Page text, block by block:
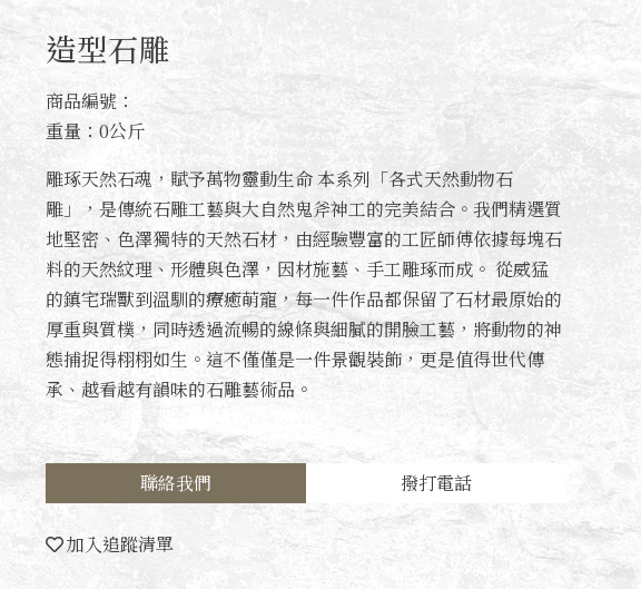
造型石雕
商品編號：
重量：0公斤
雕琢天然石魂，賦予萬物靈動生命 本系列「各式天然動物石
雕」，是傳統石雕工藝與大自然鬼斧神工的完美結合。我們精選質
地堅密、色澤獨特的天然石材，由經驗豐富的工匠師傅依據每塊石
料的天然紋理、形體與色澤，因材施藝、手工雕琢而成。 從威猛
的鎮宅瑞獸到溫馴的療癒萌寵，每一件作品都保留了石材最原始的
厚重與質樸，同時透過流暢的線條與細膩的開臉工藝，將動物的神
態捕捉得栩栩如生。這不僅僅是一件景觀裝飾，更是值得世代傳
承、越看越有韻味的石雕藝術品。
聯絡我們 撥打電話
加入追蹤清單